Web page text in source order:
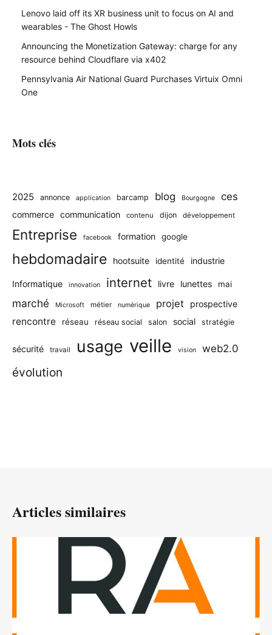
Lenovo laid off its XR business unit to focus on AI and
wearables - The Ghost Howls
Announcing the Monetization Gateway: charge for any
resource behind Cloudflare via x402
Pennsylvania Air National Guard Purchases Virtuix Omni
One
Mots clés
2025 annonce application barcamp blog Bourgogne ces
commerce communication contenu dijon développement
Entreprise facebook formation google
hebdomadaire hootsuite identité industrie
Informatique innovation internet livre lunettes mai
marché Microsoft métier numérique projet prospective
rencontre réseau réseau social salon social stratégie
sécurité travail usage veille vision web2.0
évolution
Articles similaires